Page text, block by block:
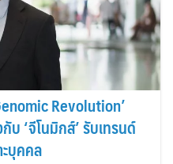
Revolution’
บ ‘จีโนมิกส์’ รับเทรนด์
บุคคล